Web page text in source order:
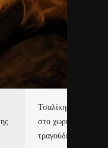
Τσαλίκης,
στο χωριό του Άι
τραγούδι και video